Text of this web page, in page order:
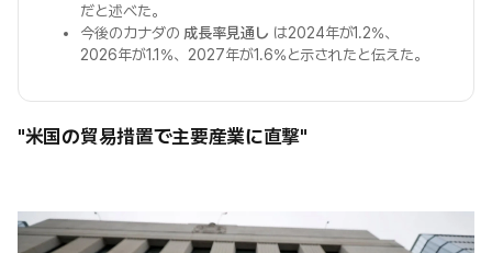
だと述べた。
今後のカナダの 成長率見通し は2024年が1.2%、
2026年が1.1%、2027年が1.6%と示されたと伝えた。
"米国の貿易措置で主要産業に直撃"